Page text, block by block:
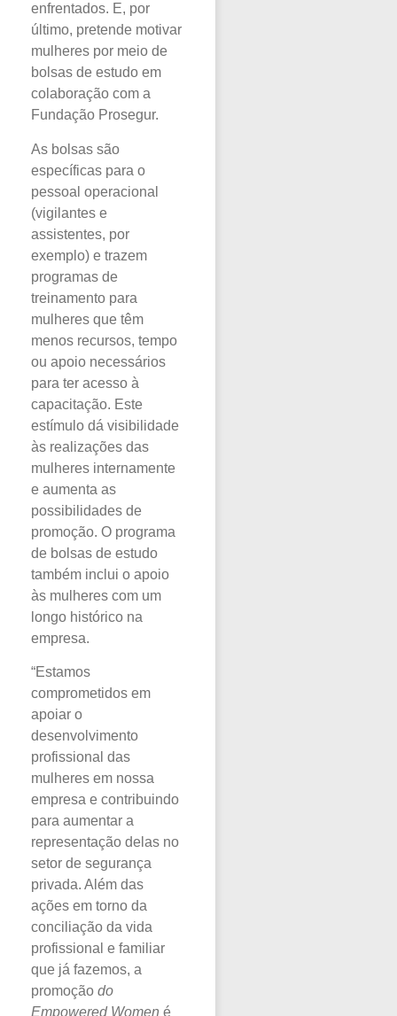
enfrentados. E, por
último, pretende motivar
mulheres por meio de
bolsas de estudo em
colaboração com a
Fundação Prosegur.
As bolsas são
específicas para o
pessoal operacional
(vigilantes e
assistentes, por
exemplo) e trazem
programas de
treinamento para
mulheres que têm
menos recursos, tempo
ou apoio necessários
para ter acesso à
capacitação. Este
estímulo dá visibilidade
às realizações das
mulheres internamente
e aumenta as
possibilidades de
promoção. O programa
de bolsas de estudo
também inclui o apoio
às mulheres com um
longo histórico na
empresa.
“Estamos
comprometidos em
apoiar o
desenvolvimento
profissional das
mulheres em nossa
empresa e contribuindo
para aumentar a
representação delas no
setor de segurança
privada. Além das
ações em torno da
conciliação da vida
profissional e familiar
que já fazemos, a
promoção do
Empowered Women é